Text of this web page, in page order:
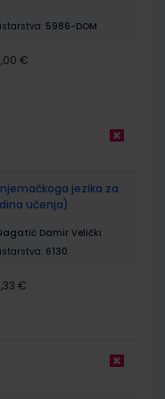
5986-DOM
€
njemačkoga jezika za
učenja)
Damir Velički
6130
€